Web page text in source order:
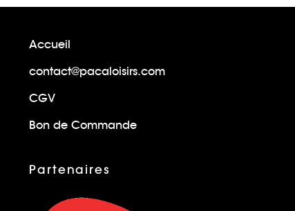
Accueil
contact@pacaloisirs.com
CGV
Bon de Commande
Partenaires